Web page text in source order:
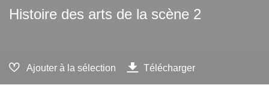
Histoire des arts de la scène 2
Ajouter à la sélection Télécharger